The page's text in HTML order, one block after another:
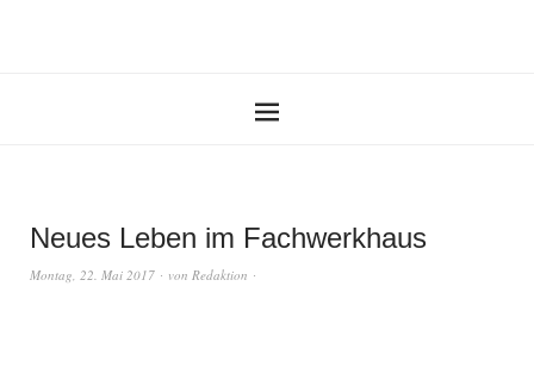
Neues Leben im Fachwerkhaus
Montag, 22. Mai 2017 von Redaktion